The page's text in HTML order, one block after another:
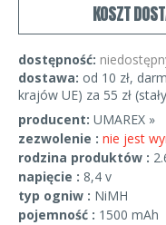
KOSZT
dostępność:
dostawa: od 10 zł,
krajów UE) za 55 zł
producent: UMAREX »
zezwolenie : nie jest
rodzina produktów :
napięcie : 8,4 v
typ ogniw : NiMH
pojemność : 1500 mAh